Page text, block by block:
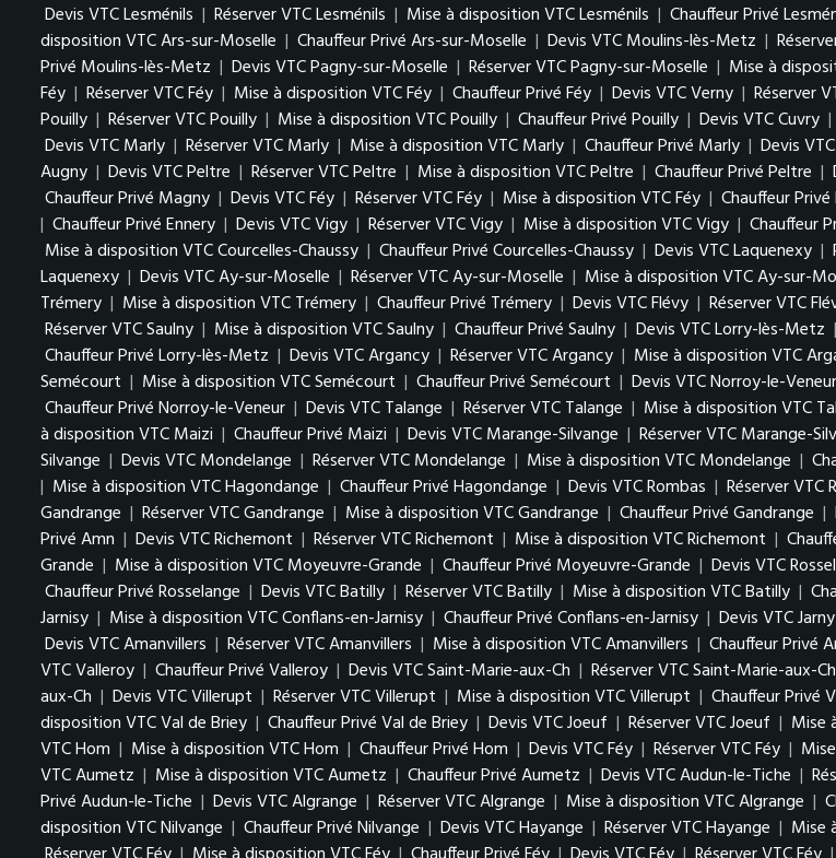
Devis VTC Lesménils | Réserver VTC Lesménils | Mise à disposition VTC Lesménils | Chauffeur Privé
disposition VTC Ars-sur-Moselle | Chauffeur Privé Ars-sur-Moselle | Devis VTC Moulins-lès-Metz |
Privé Moulins-lès-Metz | Devis VTC Pagny-sur-Moselle | Réserver VTC Pagny-sur-Moselle | Mise à
Féy | Réserver VTC Féy | Mise à disposition VTC Féy | Chauffeur Privé Féy | Devis VTC Verny | Réserver
Pouilly | Réserver VTC Pouilly | Mise à disposition VTC Pouilly | Chauffeur Privé Pouilly | Devis VTC Cuvry |
Devis VTC Marly | Réserver VTC Marly | Mise à disposition VTC Marly | Chauffeur Privé Marly | Devis
Augny | Devis VTC Peltre | Réserver VTC Peltre | Mise à disposition VTC Peltre | Chauffeur Privé Peltre |
Chauffeur Privé Magny | Devis VTC Féy | Réserver VTC Féy | Mise à disposition VTC Féy | Chauffeur Privé
| Chauffeur Privé Ennery | Devis VTC Vigy | Réserver VTC Vigy | Mise à disposition VTC Vigy | Chauffeur
Mise à disposition VTC Courcelles-Chaussy | Chauffeur Privé Courcelles-Chaussy | Devis VTC Laquenexy |
Laquenexy | Devis VTC Ay-sur-Moselle | Réserver VTC Ay-sur-Moselle | Mise à disposition VTC Ay-sur-
Trémery | Mise à disposition VTC Trémery | Chauffeur Privé Trémery | Devis VTC Flévy | Réserver VTC
Réserver VTC Saulny | Mise à disposition VTC Saulny | Chauffeur Privé Saulny | Devis VTC Lorry-lès-Metz |
Chauffeur Privé Lorry-lès-Metz | Devis VTC Argancy | Réserver VTC Argancy | Mise à disposition VTC
Semécourt | Mise à disposition VTC Semécourt | Chauffeur Privé Semécourt | Devis VTC Norroy-le-Veneur
Chauffeur Privé Norroy-le-Veneur | Devis VTC Talange | Réserver VTC Talange | Mise à disposition VTC
à disposition VTC Maizi | Chauffeur Privé Maizi | Devis VTC Marange-Silvange | Réserver VTC Marange-
Silvange | Devis VTC Mondelange | Réserver VTC Mondelange | Mise à disposition VTC Mondelange |
| Mise à disposition VTC Hagondange | Chauffeur Privé Hagondange | Devis VTC Rombas | Réserver VTC
Gandrange | Réserver VTC Gandrange | Mise à disposition VTC Gandrange | Chauffeur Privé Gandrange |
Privé Amn | Devis VTC Richemont | Réserver VTC Richemont | Mise à disposition VTC Richemont |
Grande | Mise à disposition VTC Moyeuvre-Grande | Chauffeur Privé Moyeuvre-Grande | Devis VTC
Chauffeur Privé Rosselange | Devis VTC Batilly | Réserver VTC Batilly | Mise à disposition VTC Batilly |
Jarnisy | Mise à disposition VTC Conflans-en-Jarnisy | Chauffeur Privé Conflans-en-Jarnisy | Devis VTC Jarny
Devis VTC Amanvillers | Réserver VTC Amanvillers | Mise à disposition VTC Amanvillers | Chauffeur Privé
VTC Valleroy | Chauffeur Privé Valleroy | Devis VTC Saint-Marie-aux-Ch | Réserver VTC Saint-Marie-aux-Ch
aux-Ch | Devis VTC Villerupt | Réserver VTC Villerupt | Mise à disposition VTC Villerupt | Chauffeur Privé
disposition VTC Val de Briey | Chauffeur Privé Val de Briey | Devis VTC Joeuf | Réserver VTC Joeuf | Mise
VTC Hom | Mise à disposition VTC Hom | Chauffeur Privé Hom | Devis VTC Féy | Réserver VTC Féy |
VTC Aumetz | Mise à disposition VTC Aumetz | Chauffeur Privé Aumetz | Devis VTC Audun-le-Tiche |
Privé Audun-le-Tiche | Devis VTC Algrange | Réserver VTC Algrange | Mise à disposition VTC Algrange |
disposition VTC Nilvange | Chauffeur Privé Nilvange | Devis VTC Hayange | Réserver VTC Hayange | Mise